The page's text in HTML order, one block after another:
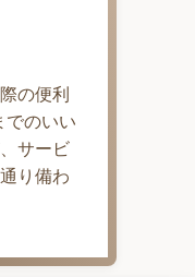
の便利
でのいい
サービ
り備わ